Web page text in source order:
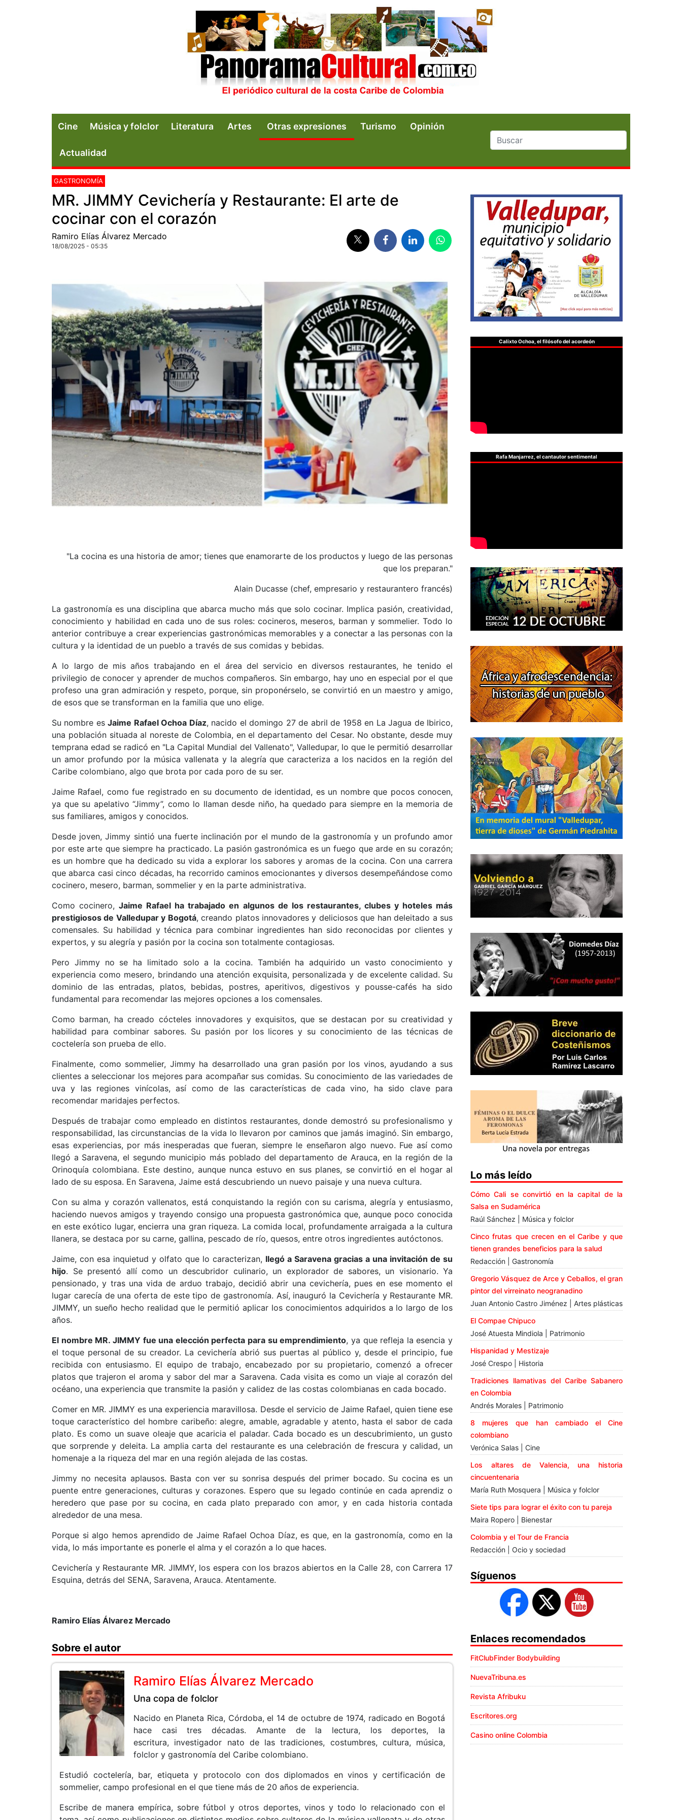
Cine Música y folclor Literatura Artes Otras expresiones Turismo Opinión
Actualidad
GASTRONOMÍA
MR. JIMMY Cevichería y Restaurante: El arte de
cocinar con el corazón
Ramiro Elías Álvarez Mercado
18/08/2025 - 05:35
"La cocina es una historia de amor; tienes que enamorarte de los productos y luego de las personas
que los preparan."
Alain Ducasse (chef, empresario y restaurantero francés)
La gastronomía es una disciplina que abarca mucho más que solo cocinar. Implica pasión, creatividad,
conocimiento y habilidad en cada uno de sus roles: cocineros, meseros, barman y sommelier. Todo lo
anterior contribuye a crear experiencias gastronómicas memorables y a conectar a las personas con la
cultura y la identidad de un pueblo a través de sus comidas y bebidas.
A lo largo de mis años trabajando en el área del servicio en diversos restaurantes, he tenido el
privilegio de conocer y aprender de muchos compañeros. Sin embargo, hay uno en especial por el que
profeso una gran admiración y respeto, porque, sin proponérselo, se convirtió en un maestro y amigo,
de esos que se transforman en la familia que uno elige.
Su nombre esJaime Rafael Ochoa Díaz, nacido el domingo 27 de abril de 1958 en La Jagua de Ibirico,
una población situada al noreste de Colombia, en el departamento del Cesar. No obstante, desde muy
temprana edad se radicó en "La Capital Mundial del Vallenato", Valledupar, lo que le permitió desarrollar
un amor profundo por la música vallenata y la alegría que caracteriza a los nacidos en la región del
Caribe colombiano, algo que brota por cada poro de su ser.
Jaime Rafael, como fue registrado en su documento de identidad, es un nombre que pocos conocen,
ya que su apelativo “Jimmy”, como lo llaman desde niño, ha quedado para siempre en la memoria de
sus familiares, amigos y conocidos.
Desde joven, Jimmy sintió una fuerte inclinación por el mundo de la gastronomía y un profundo amor
por este arte que siempre ha practicado. La pasión gastronómica es un fuego que arde en su corazón;
es un hombre que ha dedicado su vida a explorar los sabores y aromas de la cocina. Con una carrera
que abarca casi cinco décadas, ha recorrido caminos emocionantes y diversos desempeñándose como
cocinero, mesero, barman, sommelier y en la parte administrativa.
Como cocinero,Jaime Rafael ha trabajado en algunos de los restaurantes, clubes y hoteles más
prestigiosos de Valledupar y Bogotá, creando platos innovadores y deliciosos que han deleitado a sus
comensales. Su habilidad y técnica para combinar ingredientes han sido reconocidas por clientes y
expertos, y su alegría y pasión por la cocina son totalmente contagiosas.
Pero Jimmy no se ha limitado solo a la cocina. También ha adquirido un vasto conocimiento y
experiencia como mesero, brindando una atención exquisita, personalizada y de excelente calidad. Su
dominio de las entradas, platos, bebidas, postres, aperitivos, digestivos y pousse-cafés ha sido
fundamental para recomendar las mejores opciones a los comensales.
Como barman, ha creado cócteles innovadores y exquisitos, que se destacan por su creatividad y
habilidad para combinar sabores. Su pasión por los licores y su conocimiento de las técnicas de
coctelería son prueba de ello.
Finalmente, como sommelier, Jimmy ha desarrollado una gran pasión por los vinos, ayudando a sus
clientes a seleccionar los mejores para acompañar sus comidas. Su conocimiento de las variedades de
uva y las regiones vinícolas, así como de las características de cada vino, ha sido clave para
recomendar maridajes perfectos.
Después de trabajar como empleado en distintos restaurantes, donde demostró su profesionalismo y
responsabilidad, las circunstancias de la vida lo llevaron por caminos que jamás imaginó. Sin embargo,
esas experiencias, por más inesperadas que fueran, siempre le enseñaron algo nuevo. Fue así como
llegó a Saravena, el segundo municipio más poblado del departamento de Arauca, en la región de la
Orinoquía colombiana. Este destino, aunque nunca estuvo en sus planes, se convirtió en el hogar al
lado de su esposa. En Saravena, Jaime está descubriendo un nuevo paisaje y una nueva cultura.
Con su alma y corazón vallenatos, está conquistando la región con su carisma, alegría y entusiasmo,
haciendo nuevos amigos y trayendo consigo una propuesta gastronómica que, aunque poco conocida
en este exótico lugar, encierra una gran riqueza. La comida local, profundamente arraigada a la cultura
llanera, se destaca por su carne, gallina, pescado de río, quesos, entre otros ingredientes autóctonos.
Jaime, con esa inquietud y olfato que lo caracterizan, llegó a Saravena gracias a una invitación de su
hijo. Se presentó allí como un descubridor culinario, un explorador de sabores, un visionario. Ya
pensionado, y tras una vida de arduo trabajo, decidió abrir una cevichería, pues en ese momento el
lugar carecía de una oferta de este tipo de gastronomía. Así, inauguró la Cevichería y Restaurante MR.
JIMMY, un sueño hecho realidad que le permitió aplicar los conocimientos adquiridos a lo largo de los
años.
El nombre MR. JIMMY fue una elección perfecta para su emprendimiento, ya que refleja la esencia y
el toque personal de su creador. La cevichería abrió sus puertas al público y, desde el principio, fue
recibida con entusiasmo. El equipo de trabajo, encabezado por su propietario, comenzó a ofrecer
platos que trajeron el aroma y sabor del mar a Saravena. Cada visita es como un viaje al corazón del
océano, una experiencia que transmite la pasión y calidez de las costas colombianas en cada bocado.
Comer en MR. JIMMY es una experiencia maravillosa. Desde el servicio de Jaime Rafael, quien tiene ese
toque característico del hombre caribeño: alegre, amable, agradable y atento, hasta el sabor de cada
plato. Es como un suave oleaje que acaricia el paladar. Cada bocado es un descubrimiento, un gusto
que sorprende y deleita. La amplia carta del restaurante es una celebración de frescura y calidad, un
homenaje a la riqueza del mar en una región alejada de las costas.
Jimmy no necesita aplausos. Basta con ver su sonrisa después del primer bocado. Su cocina es un
puente entre generaciones, culturas y corazones. Espero que su legado continúe en cada aprendiz o
heredero que pase por su cocina, en cada plato preparado con amor, y en cada historia contada
alrededor de una mesa.
Porque si algo hemos aprendido de Jaime Rafael Ochoa Díaz, es que, en la gastronomía, como en la
vida, lo más importante es ponerle el alma y el corazón a lo que haces.
Cevichería y Restaurante MR. JIMMY, los espera con los brazos abiertos en la Calle 28, con Carrera 17
Esquina, detrás del SENA, Saravena, Arauca. Atentamente.
Ramiro Elías Álvarez Mercado
Sobre el autor
Ramiro Elías Álvarez Mercado
Una copa de folclor
Nacido en Planeta Rica, Córdoba, el 14 de octubre de 1974, radicado en Bogotá
hace casi tres décadas. Amante de la lectura, los deportes, la
escritura, investigador nato de las tradiciones, costumbres, cultura, música,
folclor y gastronomía del Caribe colombiano.
Estudió coctelería, bar, etiqueta y protocolo con dos diplomados en vinos y certificación de
sommelier, campo profesional en el que tiene más de 20 años de experiencia.
Escribe de manera empírica, sobre fútbol y otros deportes, vinos y todo lo relacionado con el
Calixto Ochoa, el filósofo del acordeón
Rafa Manjarrez, el cantautor sentimental
Lo más leído
Cómo Cali se convirtió en la capital de la
Salsa en Sudamérica
Raúl Sánchez | Música y folclor
Cinco frutas que crecen en el Caribe y que
tienen grandes beneficios para la salud
Redacción | Gastronomía
Gregorio Vásquez de Arce y Ceballos, el gran
pintor del virreinato neogranadino
Juan Antonio Castro Jiménez | Artes plásticas
El Compae Chipuco
José Atuesta Mindiola | Patrimonio
Hispanidad y Mestizaje
José Crespo | Historia
Tradiciones llamativas del Caribe Sabanero
en Colombia
Andrés Morales | Patrimonio
8 mujeres que han cambiado el Cine
colombiano
Verónica Salas | Cine
Los altares de Valencia, una historia
cincuentenaria
María Ruth Mosquera | Música y folclor
Siete tips para lograr el éxito con tu pareja
Maira Ropero | Bienestar
Colombia y el Tour de Francia
Redacción | Ocio y sociedad
Síguenos
Enlaces recomendados
FitClubFinder Bodybuilding
NuevaTribuna.es
Revista Afribuku
Escritores.org
Casino online Colombia